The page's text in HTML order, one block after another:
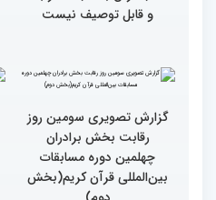
چهلمین دوره مسابقات بین
اول)
گزارش تصویری حضور